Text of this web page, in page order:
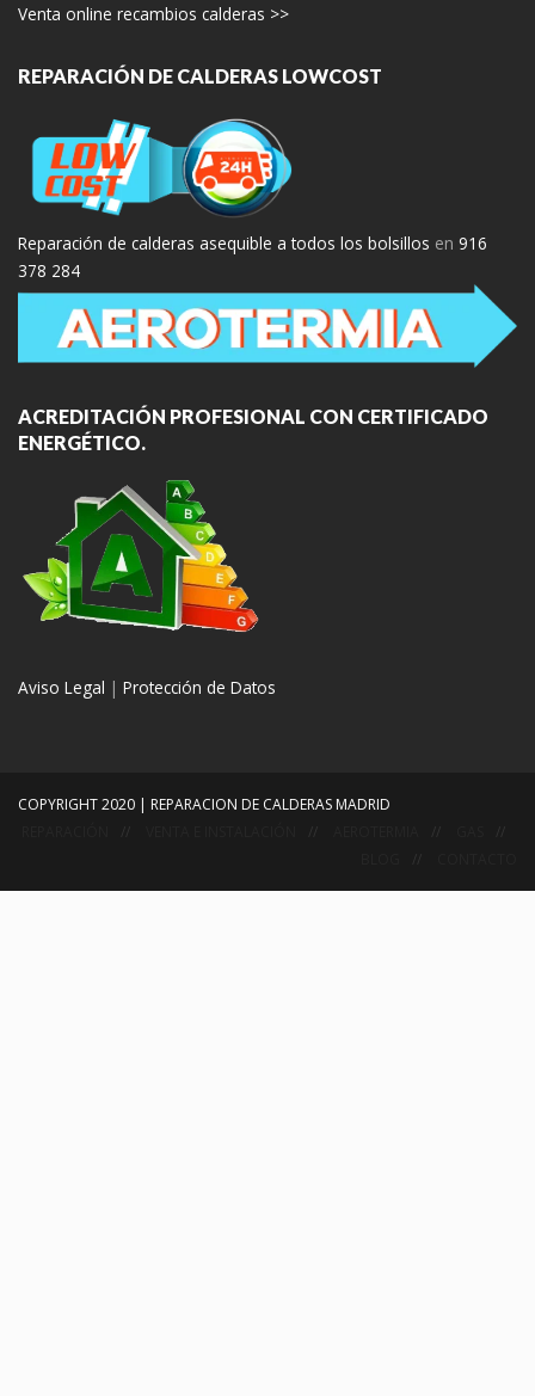
Venta online recambios calderas >>
REPARACIÓN DE CALDERAS LOWCOST
Reparación de calderas asequible a todos los bolsillos en 916
378 284
ACREDITACIÓN PROFESIONAL CON CERTIFICADO
ENERGÉTICO.
Aviso Legal | Protección de Datos
COPYRIGHT 2020 | REPARACION DE CALDERAS MADRID